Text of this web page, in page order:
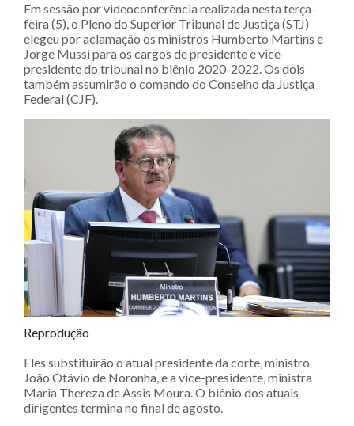
​​​​Em sessão por videoconferência realizada nesta terça-
feira (5), o Pleno do Superior Tribunal de Justiça (STJ)
elegeu por aclamação os ministros Humberto Martins e
Jorge Mussi para os cargos de presidente e vice-
presidente do tribunal no biênio 2020-2022. Os dois
também assumirão o comando do Conselho da Justiça
Federal (CJF).
Reprodução
Eles substituirão o atual presidente da corte, ministro
João Otávio de Noronha, e a vice-presidente, ministra
Maria Thereza de Assis Moura. O biênio dos atuais
dirigentes termina no final de agosto. ​